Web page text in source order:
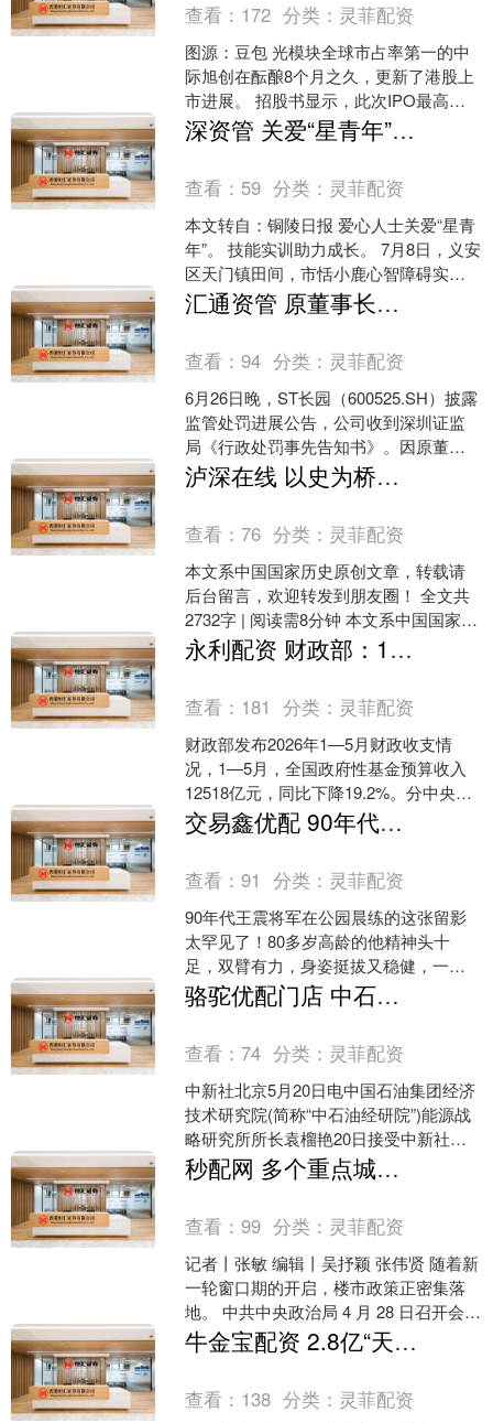
查看： 172 分类： 灵菲配资
图源：豆包 光模块全球市占率第一的中
际旭创在酝酿8个月之久，更新了港股上
市进展。 招股书显示，此次IPO最高发
售价定为1010港元，募资净额545亿港
元，成为2....
深资管 关爱“星青年”实训助成长
查看： 59 分类： 灵菲配资
本文转自：铜陵日报 爱心人士关爱“星青
年”。 技能实训助力成长。 7月8日，义安
区天门镇田间，市恬小鹿心智障碍实训
基地的“星青年”正在采摘蔬菜。 该基地依
托农疗....
汇通资管 原董事长占用资金近11亿，ST长园及两高管拟被罚420万
查看：94 分类： 灵菲配资
6月26日晚，ST长园（600525.SH）披露
监管处罚进展公告，公司收到深圳证监
局《行政处罚事先告知书》。因原董事
长吴启权长达一年多、合计超10.87亿元
关联....
泸深在线 以史为桥，聚力同行 2026 年度《中国国家历史》文化沙龙活动圆满举办
查看：76 分类： 灵菲配资
本文系中国国家历史原创文章，转载请
后台留言，欢迎转发到朋友圈！ 全文共
2732字 | 阅读需8分钟 本文系中国国家历
史原创文章 为凝聚文化共识、增强历史
自觉，搭....
永利配资 财政部：1—5月全国政府性基金预算收入同比下降19.2%
查看： 181 分类： 灵菲配资
财政部发布2026年1—5月财政收支情
况，1—5月，全国政府性基金预算收入
12518亿元，同比下降19.2%。分中央和
地方看，中央政府性基金预算收入2042
亿元....
交易鑫优配 90年代王震将军在公园晨练的这张留影太罕见了！80多岁高龄的他精神头
查看：91 分类： 灵菲配资
90年代王震将军在公园晨练的这张留影
太罕见了！80多岁高龄的他精神头十
足，双臂有力，身姿挺拔又稳健，一看
就身手不凡，隔着屏幕都能感受到那股
精气神！....
骆驼优配门店 中石油经研院：中俄绿色能源合作潜力巨大
查看：74 分类： 灵菲配资
中新社北京5月20日电中国石油集团经济
技术研究院(简称“中石油经研院”)能源战
略研究所所长袁榴艳20日接受中新社记
者采访时表示，中国与俄罗斯在绿色能
源发展方面存....
秒配网 多个重点城市大幅提高公积金贷款额度上限
查看：99 分类： 灵菲配资
记者丨张敏 编辑丨吴抒颖 张伟贤 随着新
一轮窗口期的开启，楼市政策正密集落
地。 中共中央政治局 4 月 28 日召开会
议，分析研究当前经济形势和经济工
作。会议指....
牛金宝配资 2.8亿“天价”索赔！古鳌科技新老板“刚进家”，旧账“就敲门” ！
查看： 138 分类： 灵菲配资